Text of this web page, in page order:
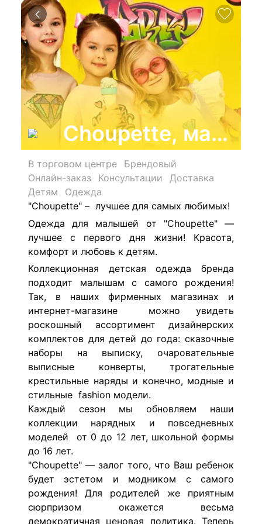
Choupette,
В торговом центре
Брендовый
Онлайн-заказ
Консультации
Доставка
Детям
Одежда
"Choupette" – лучшее для самых любимых!
Одежда для малышей от "Choupette" —
лучшее с первого дня жизни! Красота,
комфорт и любовь к детям.
Коллекционная детская одежда бренда
подходит малышам с самого рождения!
Так, в наших фирменных магазинах и
интернет-магазине можно увидеть
роскошный ассортимент дизайнерских
комплектов для детей до года: сказочные
наборы на выписку, очаровательные
выписные конверты, трогательные
крестильные наряды и конечно, модные и
стильные fashion модели.
Каждый сезон мы обновляем наши
коллекции нарядных и повседневных
моделей от 0 до 12 лет, школьной формы
до 16 лет.
"Choupette" — залог того, что Ваш ребенок
будет эстетом и модником с самого
рождения! Для родителей же приятным
сюрпризом окажется весьма
демократичная ценовая политика. Теперь